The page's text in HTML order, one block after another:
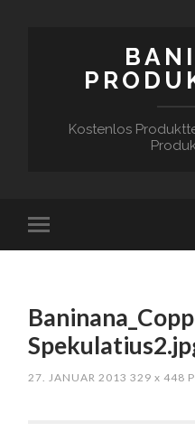
Kostenlos
27. JANUAR 2013 329x 448